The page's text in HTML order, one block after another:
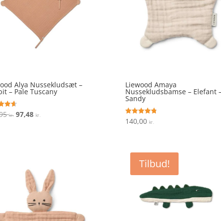
Alya Nussekludsæt –
– Pale Tuscany
kr. Den
97,48 kr.
Liewood Amaya
Nussekludsbamse – Elefant
Sandy
Vurderet
4.8
140,00 kr.
Tilbud!